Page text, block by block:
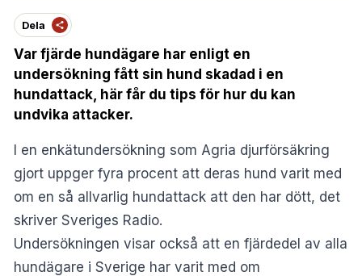
Dela
Var fjärde hundägare har enligt en
undersökning fått sin hund skadad i en
hundattack, här får du tips för hur du kan
undvika attacker.
I en enkätundersökning som Agria djurförsäkring
gjort uppger fyra procent att deras hund varit med
om en så allvarlig hundattack att den har dött, det
skriver Sveriges Radio.
Undersökningen visar också att en fjärdedel av alla
hundägare i Sverige har varit med om